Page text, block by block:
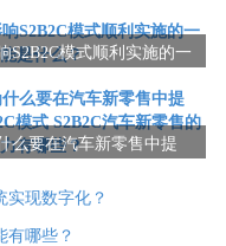
S2B2C模式顺利实施的一
么要在汽车新零售中提
驱动力有哪些？
实现数字化？
有哪些？